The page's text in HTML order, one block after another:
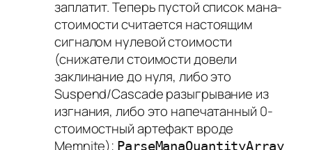
заплатит. Теперь пустой список мана-
стоимости считается настоящим
сигналом нулевой стоимости
(снижатели стоимости довели
заклинание до нуля, либо это
Suspend/Cascade разыгрывание из
изгнания, либо это напечатанный 0-
стоимостный артефакт вроде
Memnite); ParseManaQuantityArray